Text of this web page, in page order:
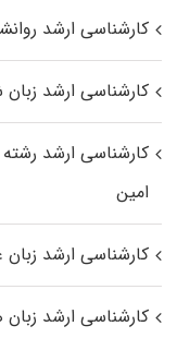
کارشناسی ارشد
کارشناسی ارشد
کارشناسی ارشد
اﻣﻴﻦ
کارشناسی ارشد زبان
کارشناسی ارشد زبان‌